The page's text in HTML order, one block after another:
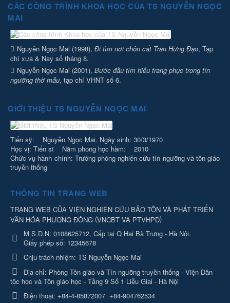
CÁC CÔNG TRÌNH KHOA HỌC CỦA TS NGUYỄN NGỌC
MAI
Nguyễn Ngọc Mai (1998), Đi tìm nơi chôn cất Trần Hưng Đạo, Tạp
chí xưa & Nay số tháng 8.
Nguyễn Ngọc Mai (2001), Bước đầu tìm hiểu trang phục trong tín
ngưỡng thờ mẫu, tạp chí VHNT số 6.
GIỚI THIỆU TS NGUYỄN NGỌC MAI
Tiến sỹ: Nguyễn Ngọc Mai. Ngày sinh: 30/3/1970
Học vị: Tiến sĩ Năm phong học hàm: 2010
Chức vụ hành chính: Trưởng phòng nghiên cứu tín ngưỡng và tôn giáo
truyền thống
THÔNG TIN TRANG WEB
TRANG WEB CỦA VIỆN NGHIÊN CỨU BẢO TỒN VÀ PHÁT TRIỂN
VĂN HÓA PHƯƠNG ĐÔNG (VNCBT VA PTVHPD)
M.S.D.N: 0108625712, Cấp tại Q Hai Bà Trưng - Hà Nội.
Giấy phép số: 12345678
Chịu trách nhiệm: TS Nguyễn Ngọc Mai
Địa chỉ: Phòng Tôn giáo và Tín ngưỡng truyền thống - Viện Dân
tộc học và Tôn giáo học - Tầng 9 Số 1 Liễu Giai - Hà Nội
Điện thoại: +84-4-85872007 +84-904762534